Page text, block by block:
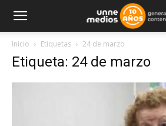
Inicio Etiquetas 24 de marzo
Etiqueta: 24 de marzo